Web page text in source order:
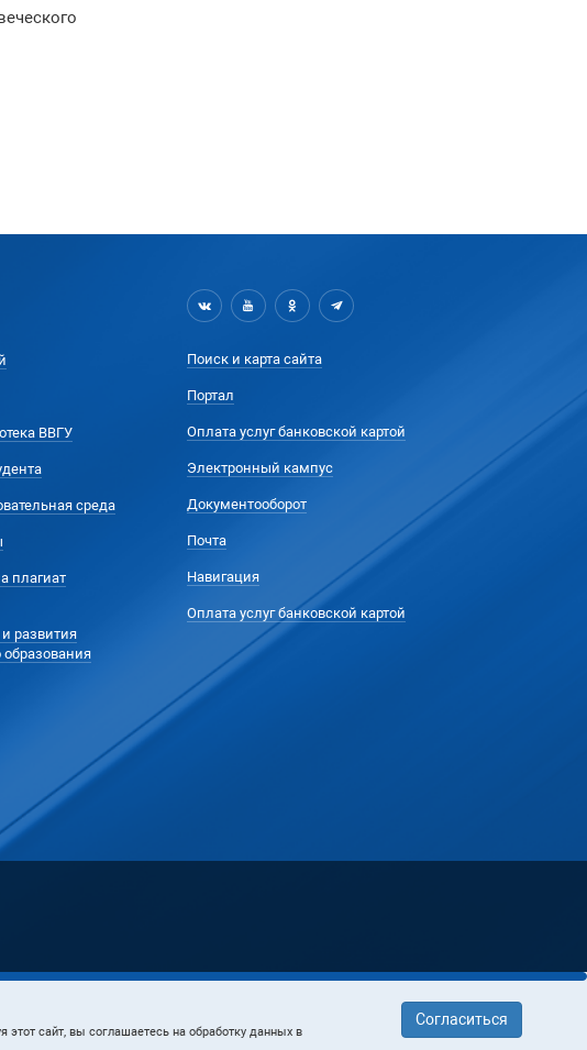
ВВГУ
среда
плагиат
развития
Поиск и карта сайта
Портал
Оплата услуг банковской картой
Электронный кампус
Документооборот
Почта
Навигация
Оплата услуг банковской картой
этот сайт, вы соглашаетесь на обработку данных в
Согласиться